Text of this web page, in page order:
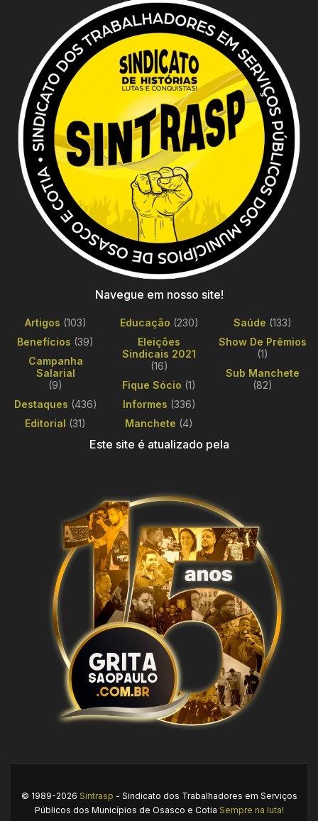
Navegue em nosso site!
Artigos (103)
Benefícios (39)
Campanha
Salarial
(9)
Destaques (436)
Editorial (31)
Educação (230)
Eleições
Sindicais 2021
(16)
Fique Sócio (1)
Informes (336)
Manchete (4)
Saúde (133)
Show De Prêmios
(1)
Sub Manchete
(82)
Este site é atualizado pela
© 1989-2026 Sintrasp - Sindicato dos Trabalhadores em Serviços
Públicos dos Municípios de Osasco e Cotia Sempre na luta!